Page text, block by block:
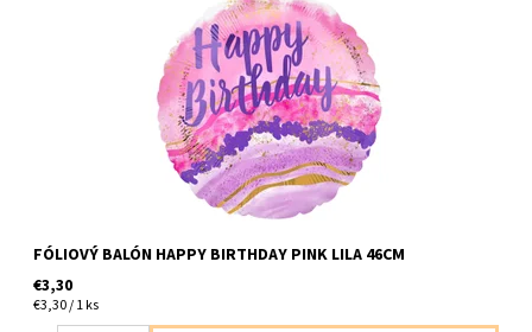
Fóliový balón ruzovo fialkovy s napisom stastne narodeniny 1ks v
baleni velkost 46cm dodavame nenafukany
FÓLIOVÝ BALÓN HAPPY BIRTHDAY PINK LILA 46CM
€3,30
€3,30 / 1 ks